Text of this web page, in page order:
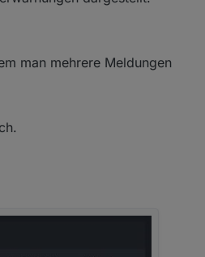
man mehrere Meldungen